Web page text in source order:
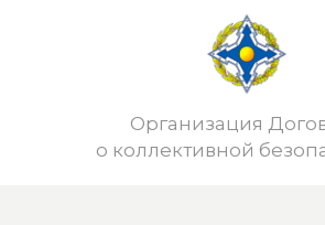
Организация
о коллективной